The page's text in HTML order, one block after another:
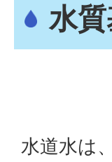
水
水道水は